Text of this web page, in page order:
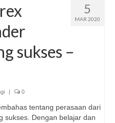
5
MAR 2020
sukses –
0
tentang perasaan dari
sukses. Dengan belajar dan